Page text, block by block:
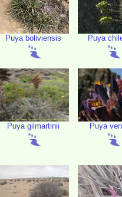
Puya boliviensis Puya
Puya gilmartinii Puya